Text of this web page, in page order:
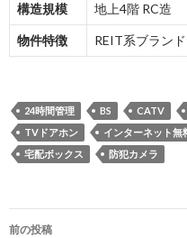
構造規模 地上4階 RC造
物件特徴 REIT系ブラン
24時間管理 BS CATV
TVドアホン
インターネット無
宅配ボックス
防犯カメラ
投
前の投稿